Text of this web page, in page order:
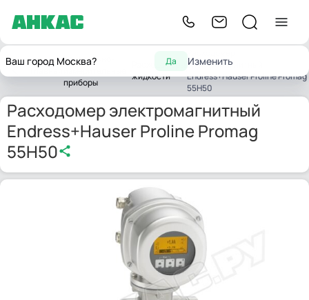
Ваш город Москва? Да Изменить
Главная
Контрольно-
приборы
Расходомеры
жидкости
электромагнитный
Endress+Hauser Proline Promag
55H50
Расходомер электромагнитный
Endress+Hauser Proline Promag
55H50